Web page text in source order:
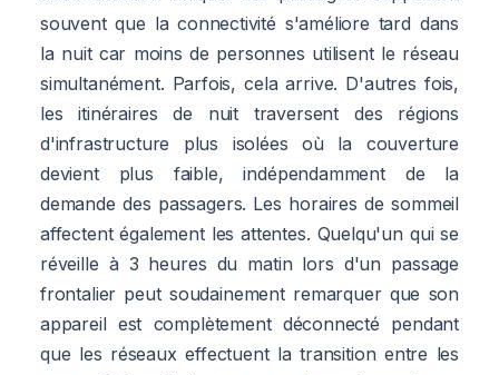
souvent que la connectivité s'améliore tard dans
la nuit car moins de personnes utilisent le réseau
simultanément. Parfois, cela arrive. D'autres fois,
les itinéraires de nuit traversent des régions
d'infrastructure plus isolées où la couverture
devient plus faible, indépendamment de la
demande des passagers. Les horaires de sommeil
affectent également les attentes. Quelqu'un qui se
réveille à 3 heures du matin lors d'un passage
frontalier peut soudainement remarquer que son
appareil est complètement déconnecté pendant
que les réseaux effectuent la transition entre les